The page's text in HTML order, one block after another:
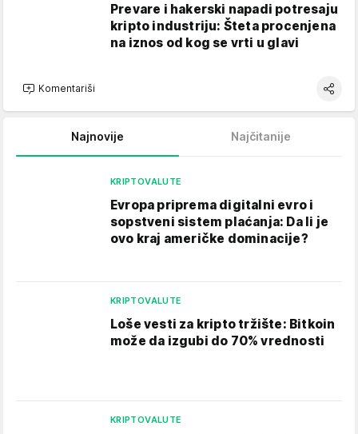
Prevare i hakerski napadi potresaju
kripto industriju: Šteta procenjena
na iznos od kog se vrti u glavi
Komentariši
Najnovije Najčitanije
KRIPTOVALUTE
Evropa priprema digitalni evro i
sopstveni sistem plaćanja: Da li je
ovo kraj američke dominacije?
KRIPTOVALUTE
Loše vesti za kripto tržište: Bitkoin
može da izgubi do 70% vrednosti
KRIPTOVALUTE